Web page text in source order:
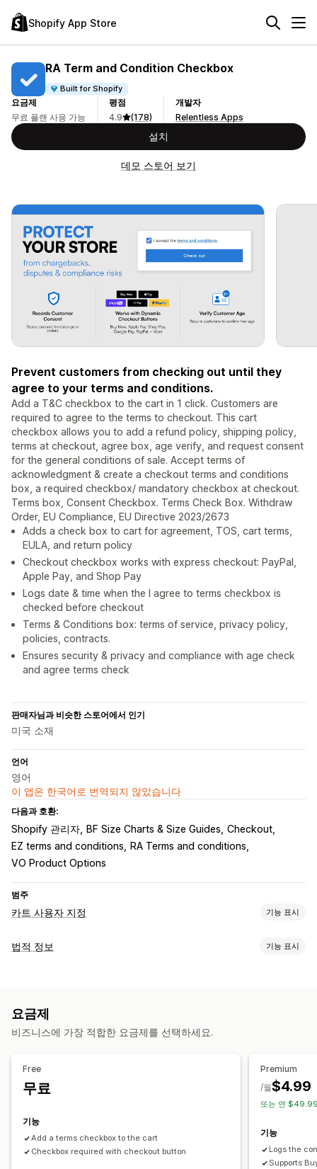
Shopify App Store
RA Term and Condition Checkbox
Built for Shopify
요금제
무료 플랜 사용 가능
평점
4.9
(178)
개발자
Relentless Apps
설치
데모 스토어 보기
Prevent customers from checking out until they
agree to your terms and conditions.
Add a T&C checkbox to the cart in 1 click. Customers are
required to agree to the terms to checkout. This cart
checkbox allows you to add a refund policy, shipping policy,
terms at checkout, agree box, age verify, and request consent
for the general conditions of sale. Accept terms of
acknowledgment & create a checkout terms and conditions
box, a required checkbox/ mandatory checkbox at checkout.
Terms box, Consent Checkbox. Terms Check Box. Withdraw
Order, EU Compliance, EU Directive 2023/2673
Adds a check box to cart for agreement, TOS, cart terms,
EULA, and return policy
Checkout checkbox works with express checkout: PayPal,
Apple Pay, and Shop Pay
Logs date & time when the I agree to terms checkbox is
checked before checkout
Terms & Conditions box: terms of service, privacy policy,
policies, contracts.
Ensures security & privacy and compliance with age check
and agree terms check
판매자님과 비슷한 스토어에서 인기
미국 소재
언어
영어
이 앱은 한국어로 번역되지 않았습니다
다음과 호환:
Shopify 관리자 BF Size Charts & Size Guides Checkout
EZ terms and conditions
RA Terms and conditions
VO Product Options
범주
카트 사용자 지정 기능 표시
카트 표시
결제 사용자 지정
사용자 지정 노트
결제로 건너뛰기 여러 언어
법적 정보 기능 표시
이용 약관
사용자 지정 코드
요금제
비즈니스에 가장 적합한 요금제를 선택하세요.
Free
무료
기능
Add a terms checkbox to the cart
Checkbox required with checkout button
Premium
$4.99
/월
또는 연
기능
Logs the
Supports